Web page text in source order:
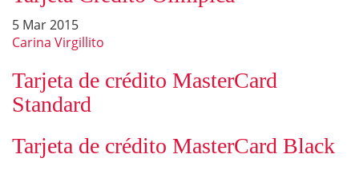
5 Mar 2015
Carina Virgillito
Tarjeta de crédito MasterCard
Standard
Tarjeta de crédito MasterCard Black